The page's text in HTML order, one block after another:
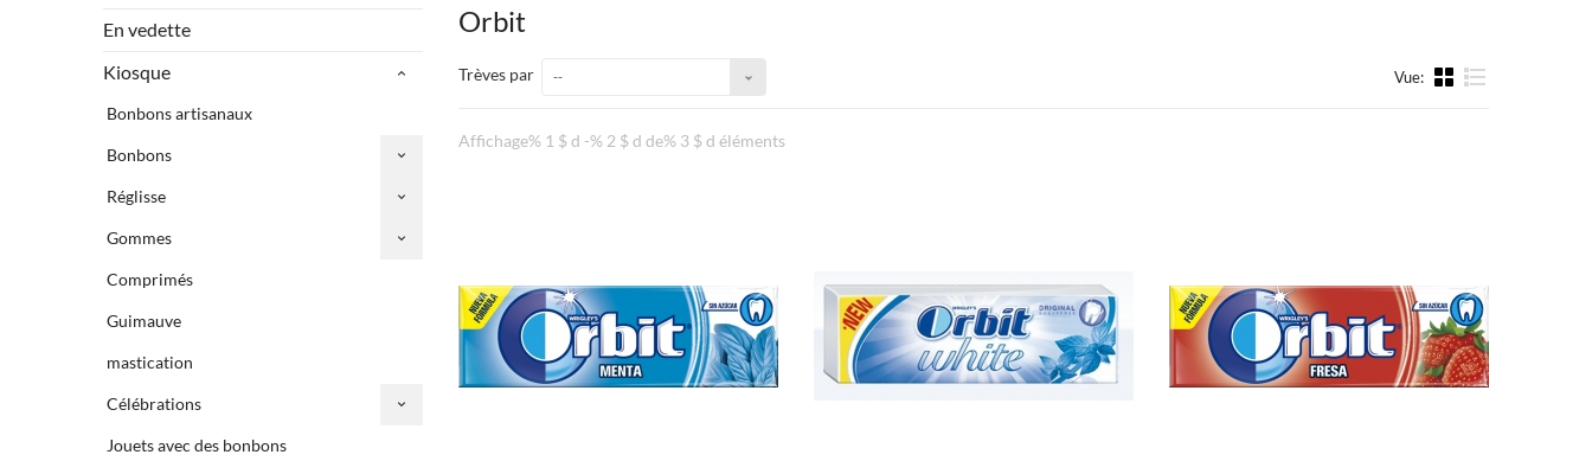
En vedette
Kiosque
Bonbons artisanaux
Bonbons
Réglisse
Gommes
Comprimés
Guimauve
mastication
Célébrations
Jouets avec des bonbons
Orbit
Vue:
Trèves par --
Affichage% 1 $ d -% 2 $ d de% 3 $ d éléments